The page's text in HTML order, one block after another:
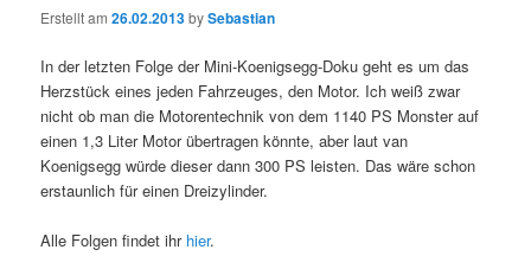
Erstellt am26.02.2013bySebastian
In der letzten Folge der Mini-Koenigsegg-Doku geht es um das
Herzstück eines jeden Fahrzeuges, den Motor. Ich weiß zwar
nicht ob man die Motorentechnik von dem 1140 PS Monster auf
einen 1,3 Liter Motor übertragen könnte, aber laut van
Koenigsegg würde dieser dann 300 PS leisten. Das wäre schon
erstaunlich für einen Dreizylinder.
Alle Folgen findet ihr hier.